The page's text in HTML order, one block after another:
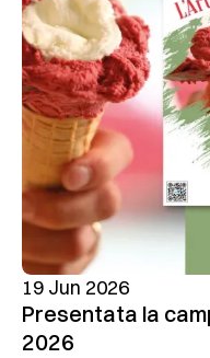
19 Jun 2026
Presentata la
2026